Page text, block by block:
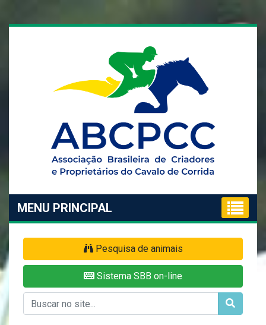
MENU PRINCIPAL
Pesquisa de animais
Sistema SBB on-line